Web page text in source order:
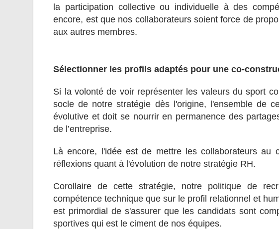
la participation collective ou individuelle à des
encore, est que nos collaborateurs soient force de
aux autres membres.
Sélectionner les profils adaptés pour une co-
Si la volonté de voir représenter les valeurs du sport
socle de notre stratégie dès l'origine, l'ensemble de
évolutive et doit se nourrir en permanence des
de l’entreprise.
Là encore, l'idée est de mettre les collaborateurs
réflexions quant à l'évolution de notre stratégie RH.
Corollaire de cette stratégie, notre politique de
compétence technique que sur le profil relationnel et
est primordial de s'assurer que les candidats sont
sportives qui est le ciment de nos équipes.